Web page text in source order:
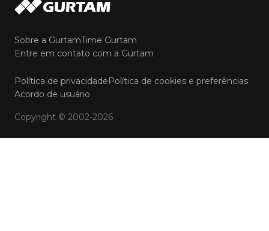
Sobre a GurtamTime Gurtam
Entre em contato com a Gurtam
Política de privacidadePolítica de cookies e preferências
Acordo de usuário
Copyright © 2002-2026